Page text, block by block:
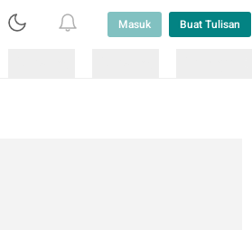
Masuk Buat Tulisan